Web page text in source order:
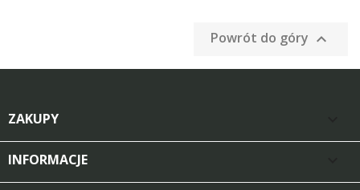
Powrót do góry 
ZAKUPY
INFORMACJE